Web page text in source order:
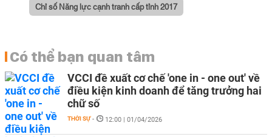
Chỉ số Năng lực cạnh tranh cấp tỉnh 2017
Có thể bạn quan tâm
VCCI đề xuất cơ chế 'one in - one out' về
điều kiện kinh doanh để tăng trưởng hai
chữ số
THỜI SỰ - 12:00 | 01/04/2026